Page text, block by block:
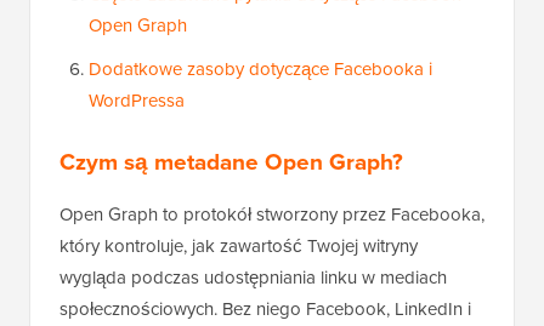
Open Graph
Dodatkowe zasoby dotyczące Facebooka i
WordPressa
Czym są metadane Open Graph?
Open Graph to protokół stworzony przez Facebooka,
który kontroluje, jak zawartość Twojej witryny
wygląda podczas udostępniania linku w mediach
społecznościowych. Bez niego Facebook, LinkedIn i